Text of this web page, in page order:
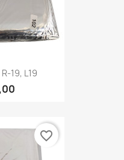
19, L19
favorite_border